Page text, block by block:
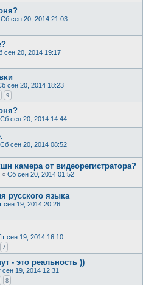
Сб сен 20, 2014 21:03
сен 20, 2014 19:17
сен 20, 2014 18:23
9
Сб сен 20, 2014 14:44
Сб сен 20, 2014 08:52
камера от видеорегистратора?
« Сб сен 20, 2014 01:52
русского языка
сен 19, 2014 20:26
сен 19, 2014 16:10
7
- это реальность ))
сен 19, 2014 12:31
8